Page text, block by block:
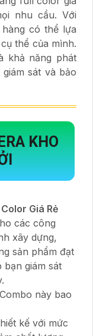
nhu cầu. Với
có thể lựa
thể của mình.
khả năng phát
sát và bảo
KHO
Giá Rẻ
các công
xây dựng,
sản phẩm đạt
bạn giám sát
này bao
kế với mức